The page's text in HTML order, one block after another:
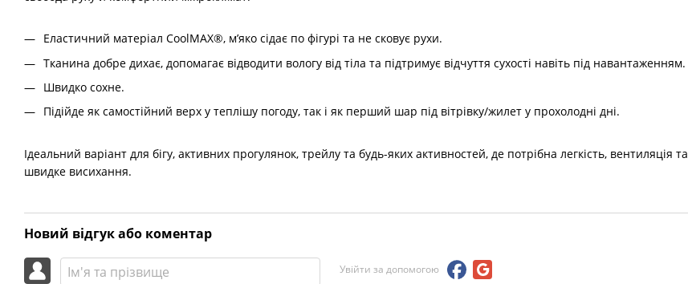
Еластичний матеріал CoolMAX®, м’яко сідає по фігурі та не сковує рухи.
Тканина добре дихає, допомагає відводити вологу від тіла та підтримує відчуття сухості навіть під навантаженням.
Швидко сохне.
Підійде як самостійний верх у теплішу погоду, так і як перший шар під вітрівку/жилет у прохолодні дні.
Ідеальний варіант для бігу, активних прогулянок, трейлу та будь-яких активностей, де потрібна легкість, вентиляція та
швидке висихання.
Новий відгук або коментар
Увійти за допомогою